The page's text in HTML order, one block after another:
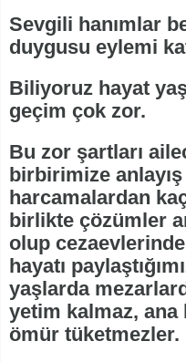
Sevgili hanımlar
duygusu eylemi
Biliyoruz hayat
geçim çok zor.
Bu zor şartları
birbirimize
harcamalardan
birlikte çözümler
olup
hayatı
yaşlarda
yetim kalmaz, ana
ömür tüketmezler.